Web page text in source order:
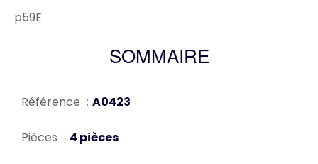
p59E
SOMMAIRE
Référence A0423
Pièces 4 pièces